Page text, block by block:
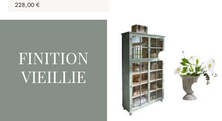
228,00 €
FINITION
VIEILLIE